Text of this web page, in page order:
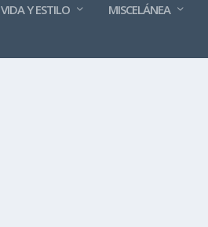
VIDA Y ESTILO MISCELÁNEA